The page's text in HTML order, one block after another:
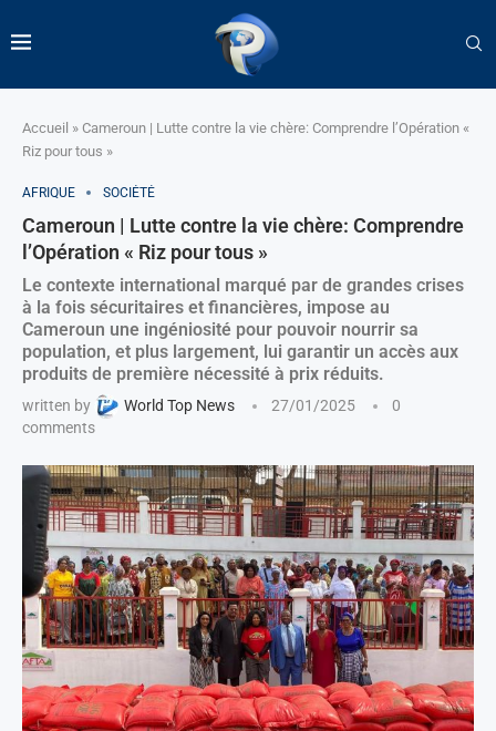
Accueil » Cameroun | Lutte contre la vie chère: Comprendre l’Opération «
Riz pour tous »​
AFRIQUE SOCIÉTÉ
Cameroun | Lutte contre la vie chère: Comprendre
l’Opération « Riz pour tous »​
Le contexte international marqué par de grandes crises
à la fois sécuritaires et financières, impose au
Cameroun une ingéniosité pour pouvoir nourrir sa
population, et plus largement, lui garantir un accès aux
produits de première nécessité à prix réduits.
written by World Top News 27/01/2025
0
comments